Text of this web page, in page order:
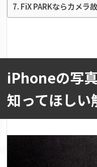
FiX PARKならカメラ
iPhoneの写
知ってほしい